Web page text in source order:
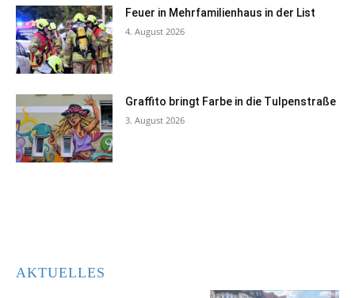
Feuer in Mehrfamilienhaus in der List
4. August 2026
Graffito bringt Farbe in die Tulpenstraße
3. August 2026
AKTUELLES